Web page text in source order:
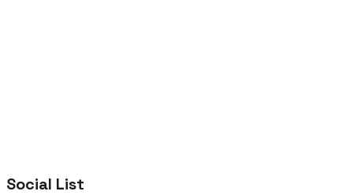
Social List